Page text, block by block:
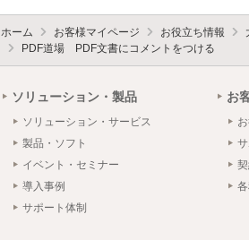
ホーム お客様マイページ お役立ち情報
PDF道場 PDF文書にコメントをつける
ソリューション・製品
ソリューション・サービス
製品・ソフト
イベント・セミナー
導入事例
サポート体制
お